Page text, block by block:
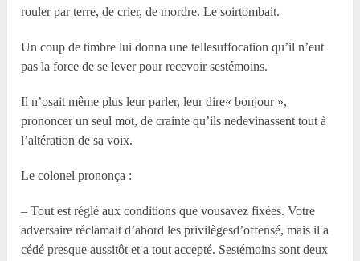
rouler par terre, de crier, de mordre. Le soirtombait.
Un coup de timbre lui donna une tellesuffocation qu’il n’eut
pas la force de se lever pour recevoir sestémoins.
Il n’osait même plus leur parler, leur dire« bonjour »,
prononcer un seul mot, de crainte qu’ils nedevinassent tout à
l’altération de sa voix.
Le colonel prononça :
– Tout est réglé aux conditions que vousavez fixées. Votre
adversaire réclamait d’abord les privilègesd’offensé, mais il a
cédé presque aussitôt et a tout accepté. Sestémoins sont deux